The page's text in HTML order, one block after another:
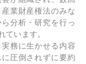
業財産権法のみな
分析・研究を行っ
ています。
務に生かせる内容
圧倒されずに要約